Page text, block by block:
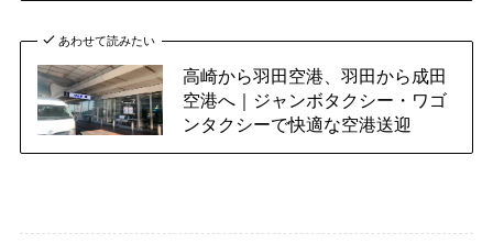
あわせて読みたい
高崎から羽田空港、羽田から成田
空港へ｜ジャンボタクシー・ワゴ
ンタクシーで快適な空港送迎